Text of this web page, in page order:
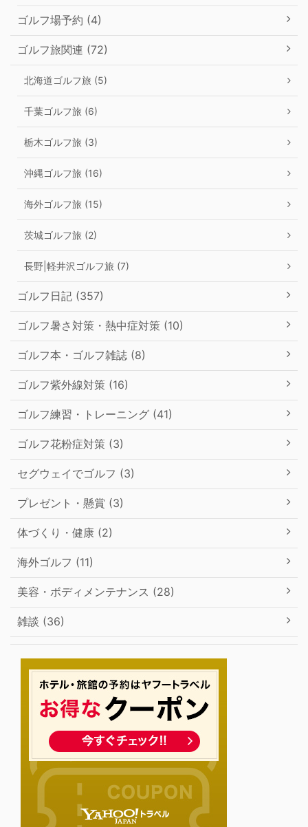
ゴルフ場予約 (4)
ゴルフ旅関連 (72)
北海道ゴルフ旅 (5)
千葉ゴルフ旅 (6)
栃木ゴルフ旅 (3)
沖縄ゴルフ旅 (16)
海外ゴルフ旅 (15)
茨城ゴルフ旅 (2)
長野|軽井沢ゴルフ旅 (7)
ゴルフ日記 (357)
ゴルフ暑さ対策・熱中症対策 (10)
ゴルフ本・ゴルフ雑誌 (8)
ゴルフ紫外線対策 (16)
ゴルフ練習・トレーニング (41)
ゴルフ花粉症対策 (3)
セグウェイでゴルフ (3)
プレゼント・懸賞 (3)
体づくり・健康 (2)
海外ゴルフ (11)
美容・ボディメンテナンス (28)
雑談 (36)